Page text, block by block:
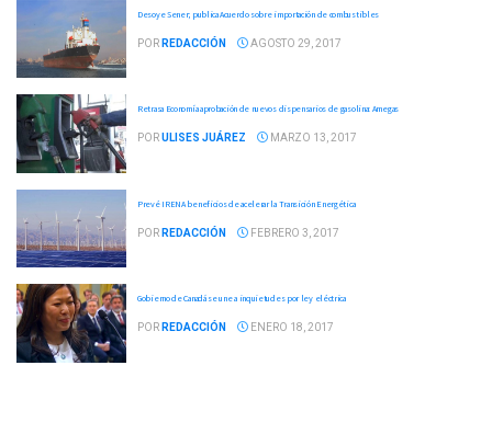
Desoye Sener; publica Acuerdo sobre importación de combustibles
POR REDACCIÓN AGOSTO 29, 2017
Retrasa Economía aprobación de nuevos dispensarios de gasolina: Amegas
PORULISES JUÁREZ MARZO 13, 2017
Prevé IRENA beneficios de acelerar la Transición Energética
POR REDACCIÓN FEBRERO 3, 2017
Gobierno de Canadá se une a inquietudes por ley eléctrica
POR REDACCIÓN ENERO 18, 2017